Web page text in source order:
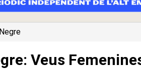
Veus